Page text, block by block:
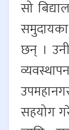
सो
छन् ।
सहयोग